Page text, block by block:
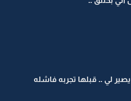
لي .. قبلها تجربه فاشله